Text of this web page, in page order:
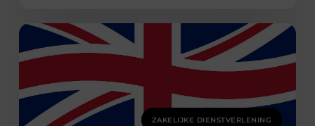
ZAKELIJKE DIENSTVERLENING